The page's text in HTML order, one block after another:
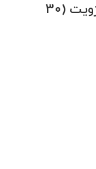
قرص مکیدنی رویال ژلی روژویت (30